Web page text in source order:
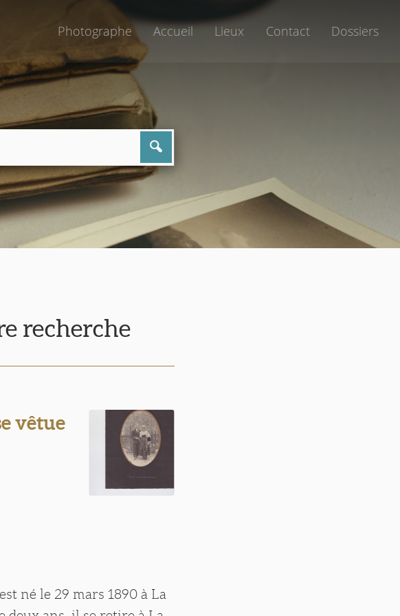
Photographe Accueil Lieux Contact Dossiers
recherche
vêtue
né le 29 mars 1890 à La